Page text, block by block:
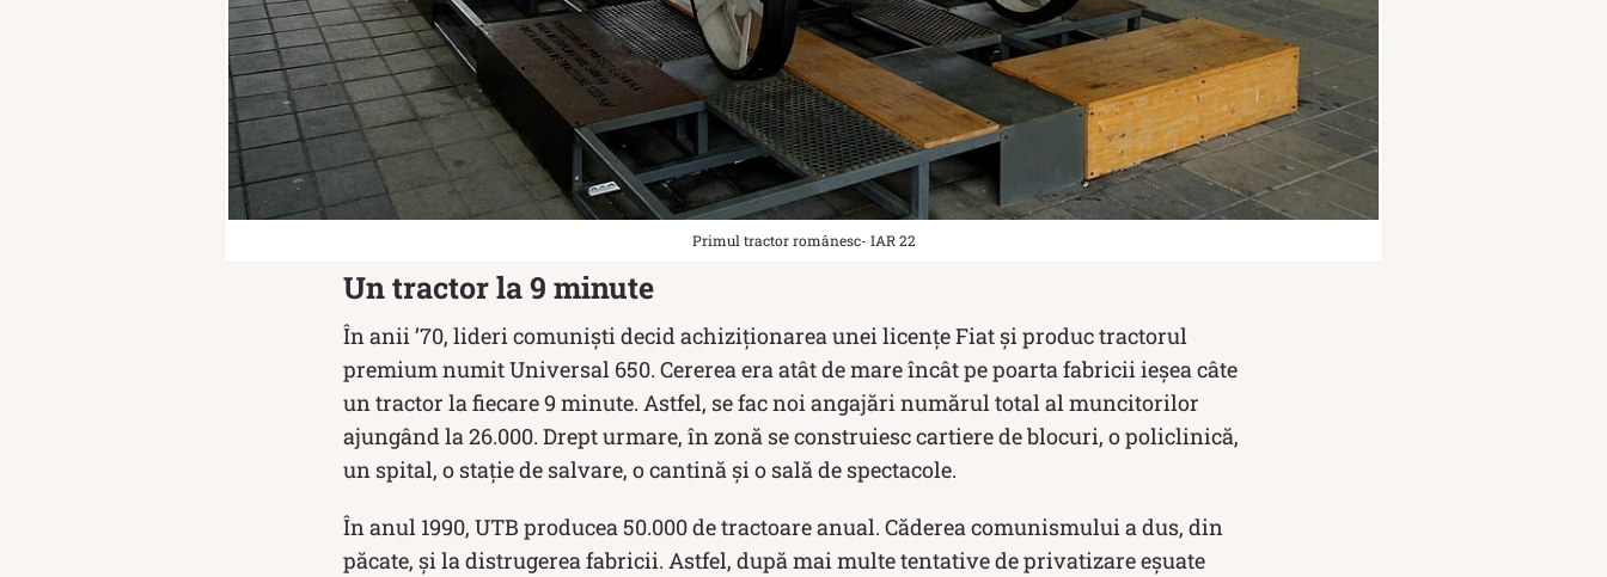
Primul tractor românesc- IAR 22
Un tractor la 9 minute
În anii ’70, lideri comuniști decid achiziționarea unei licențe Fiat și produc tractorul
premium numit Universal 650. Cererea era atât de mare încât pe poarta fabricii ieșea câte
un tractor la fiecare 9 minute. Astfel, se fac noi angajări numărul total al muncitorilor
ajungând la 26.000. Drept urmare, în zonă se construiesc cartiere de blocuri, o policlinică,
un spital, o stație de salvare, o cantină și o sală de spectacole.
În anul 1990, UTB producea 50.000 de tractoare anual. Căderea comunismului a dus, din
păcate, și la distrugerea fabricii. Astfel, după mai multe tentative de privatizare eșuate